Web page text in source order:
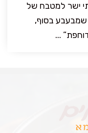
ישר למטבח של
שמבעבע בסוף,
...